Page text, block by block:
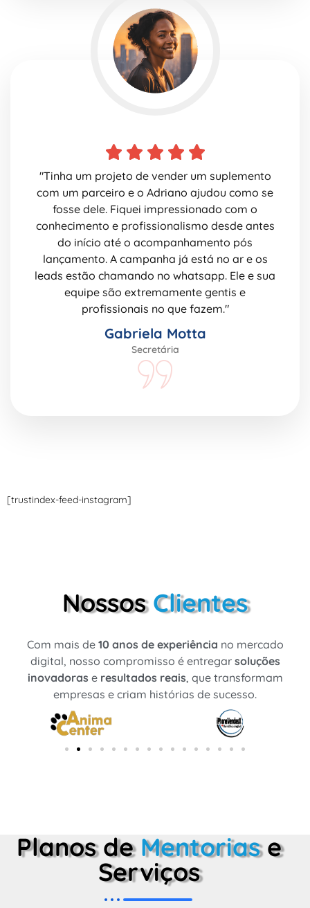
"Tinha um projeto de vender um suplemento
com um parceiro e o Adriano ajudou como se
fosse dele. Fiquei impressionado com o
conhecimento e profissionalismo desde antes
do início até o acompanhamento pós
lançamento. A campanha já está no ar e os
leads estão chamando no whatsapp. Ele e sua
equipe são extremamente gentis e
profissionais no que fazem."
Gabriela Motta
Secretária
[trustindex-feed-instagram]
NossosClientes
Com mais de 10 anos de experiência no mercado
digital, nosso compromisso é entregar soluções
inovadoras e resultados reais, que transformam
empresas e criam histórias de sucesso.
Planos deMentoriase
Serviços